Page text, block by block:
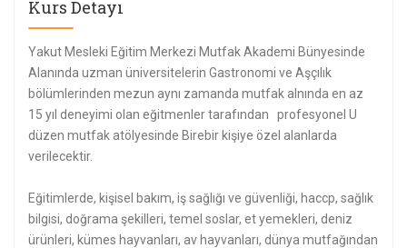
Kurs Detayı
Yakut Mesleki Eğitim Merkezi Mutfak Akademi Bünyesinde
Alanında uzman üniversitelerin Gastronomi ve Aşçılık
bölümlerinden mezun aynı zamanda mutfak alnında en az
15 yıl deneyimi olan eğitmenler tarafından profesyonel U
düzen mutfak atölyesinde Birebir kişiye özel alanlarda
verilecektir.
Eğitimlerde, kişisel bakım, iş sağlığı ve güvenliği, haccp, sağlık
bilgisi, doğrama şekilleri, temel soslar, et yemekleri, deniz
ürünleri, kümes hayvanları, av hayvanları, dünya mutfağından